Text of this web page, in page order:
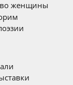
женщины